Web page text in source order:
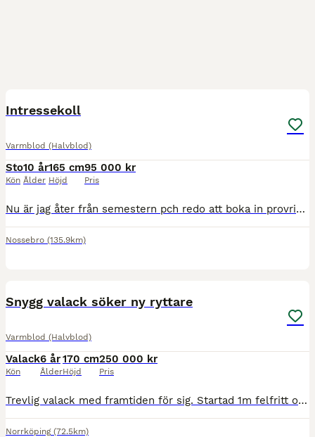
Intressekoll
Varmblod (Halvblod)
Sto
Kön
10 år
Ålder
165 cm
Höjd
95 000 kr
Pris
Nu är jag åter från semestern pch redo att boka in provridning/möte. Det är väldigt många som hört av sig och är ni fortfarande intressearde av Anna så är ni välkomna att höra av er så bokar vi in from v 32 och framåt. Det blev inte riktigt som jag tänkt mig. Anna är en fantastikt trevlig tjej som inte vill något ont, men har lite för mycket nerv för min del. Världens sn
Nossebro (135.9km)
Snygg valack söker ny ryttare
Varmblod (Halvblod)
Valack
Kön
6 år
Ålder
170 cm
Höjd
250 000 kr
Pris
Trevlig valack med framtiden för sig. Startad 1m felfritt och redo för 110. Endast tävlad senaste året. Snäll i all hantering. Besiktigad 25/6 på Mälaren Hästklinik i Linköping. Pris inkl. moms.
Norrköping (72.5km)